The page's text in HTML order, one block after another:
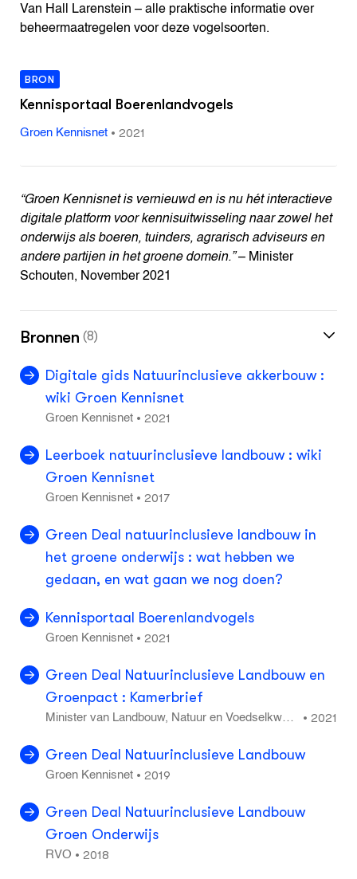
Van Hall Larenstein – alle praktische informatie over
beheermaatregelen voor deze vogelsoorten.
BRON
Kennisportaal Boerenlandvogels
Groen Kennisnet• 2021
“Groen Kennisnet is vernieuwd en is nu hét interactieve
digitale platform voor kennisuitwisseling naar zowel het
onderwijs als boeren, tuinders, agrarisch adviseurs en
andere partijen in het groene domein.”– Minister
Schouten, November 2021
Bronnen (8)
Digitale gids Natuurinclusieve akkerbouw :
wiki Groen Kennisnet
Groen Kennisnet• 2021
Leerboek natuurinclusieve landbouw : wiki
Groen Kennisnet
Groen Kennisnet• 2017
Green Deal natuurinclusieve landbouw in
het groene onderwijs : wat hebben we
gedaan, en wat gaan we nog doen?
Kennisportaal Boerenlandvogels
Groen Kennisnet• 2021
Green Deal Natuurinclusieve Landbouw en
Groenpact : Kamerbrief
Minister van Landbouw, Natuur en Voedselkwalit
•2021
Green Deal Natuurinclusieve Landbouw
Groen Kennisnet• 2019
Green Deal Natuurinclusieve Landbouw
Groen Onderwijs
RVO • 2018